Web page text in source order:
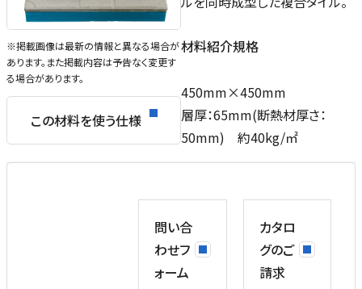
※掲載画像は最新の情報と異なる場合が
あります。また掲載内容は予告なく変更す
る場合があります。
この材料を使う仕様
材料紹介規格
450mm×450mm
層厚：65mm(断熱材厚さ：
50mm) 約40kg/㎡
問い合
わせフ
ォーム
カタロ
グのご
請求